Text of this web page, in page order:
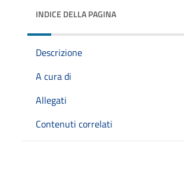
INDICE DELLA PAGINA
Descrizione
A cura di
Allegati
Contenuti correlati